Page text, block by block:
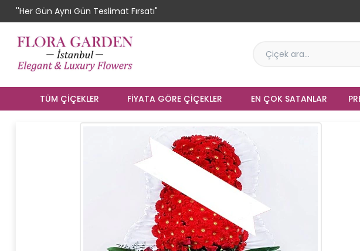
''Her Gün Aynı Gün Teslimat Fırsatı"
TÜM ÇIÇEKLER FIYATA GÖRE ÇIÇEKLER EN ÇOK SATANLAR